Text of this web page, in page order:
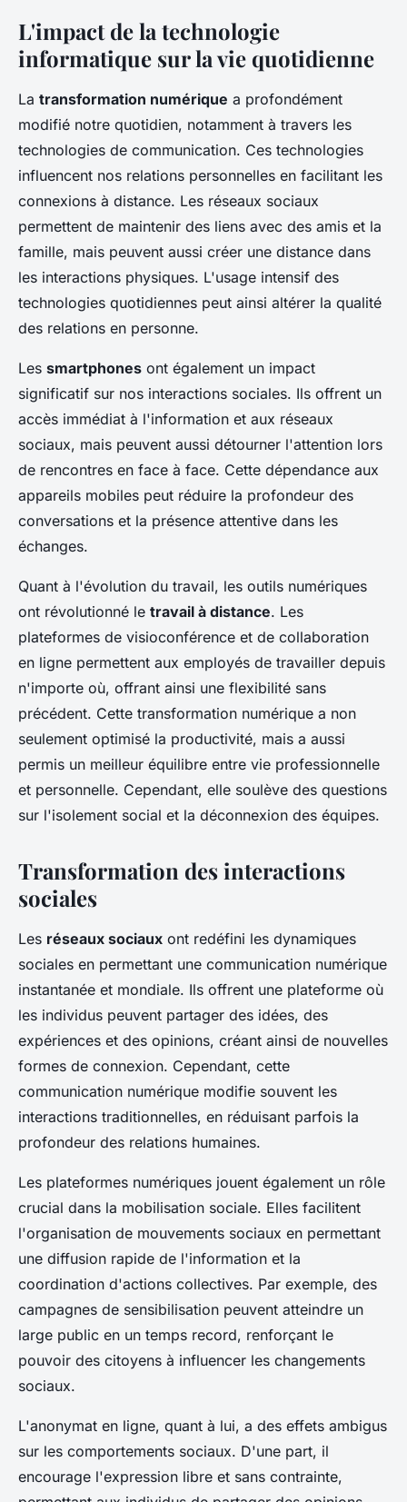
L'impact de la technologie
informatique sur la vie quotidienne
La transformation numérique a profondément
modifié notre quotidien, notamment à travers les
technologies de communication. Ces technologies
influencent nos relations personnelles en facilitant les
connexions à distance. Les réseaux sociaux
permettent de maintenir des liens avec des amis et la
famille, mais peuvent aussi créer une distance dans
les interactions physiques. L'usage intensif des
technologies quotidiennes peut ainsi altérer la qualité
des relations en personne.
Les smartphones ont également un impact
significatif sur nos interactions sociales. Ils offrent un
accès immédiat à l'information et aux réseaux
sociaux, mais peuvent aussi détourner l'attention lors
de rencontres en face à face. Cette dépendance aux
appareils mobiles peut réduire la profondeur des
conversations et la présence attentive dans les
échanges.
Quant à l'évolution du travail, les outils numériques
ont révolutionné le travail à distance. Les
plateformes de visioconférence et de collaboration
en ligne permettent aux employés de travailler depuis
n'importe où, offrant ainsi une flexibilité sans
précédent. Cette transformation numérique a non
seulement optimisé la productivité, mais a aussi
permis un meilleur équilibre entre vie professionnelle
et personnelle. Cependant, elle soulève des questions
sur l'isolement social et la déconnexion des équipes.
Transformation des interactions
sociales
Les réseaux sociaux ont redéfini les dynamiques
sociales en permettant une communication numérique
instantanée et mondiale. Ils offrent une plateforme où
les individus peuvent partager des idées, des
expériences et des opinions, créant ainsi de nouvelles
formes de connexion. Cependant, cette
communication numérique modifie souvent les
interactions traditionnelles, en réduisant parfois la
profondeur des relations humaines.
Les plateformes numériques jouent également un rôle
crucial dans la mobilisation sociale. Elles facilitent
l'organisation de mouvements sociaux en permettant
une diffusion rapide de l'information et la
coordination d'actions collectives. Par exemple, des
campagnes de sensibilisation peuvent atteindre un
large public en un temps record, renforçant le
pouvoir des citoyens à influencer les changements
sociaux.
L'anonymat en ligne, quant à lui, a des effets ambigus
sur les comportements sociaux. D'une part, il
encourage l'expression libre et sans contrainte,